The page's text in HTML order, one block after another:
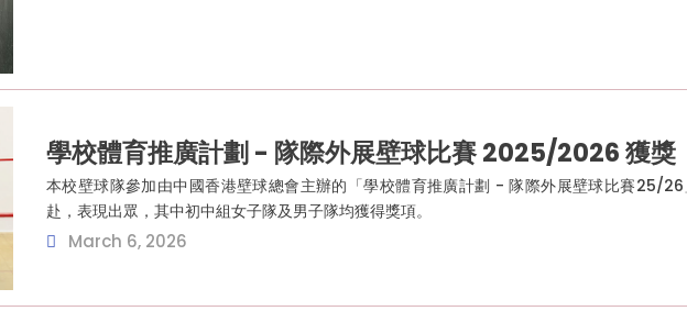
學校體育推廣計劃 - 隊際外展壁球比賽 2025/2026 獲獎
本校壁球隊參加由中國香港壁球總會主辦的「學校體育推廣計劃 - 隊際外展壁球比賽25/
赴，表現出眾，其中初中組女子隊及男子隊均獲得獎項。
March 6, 2026